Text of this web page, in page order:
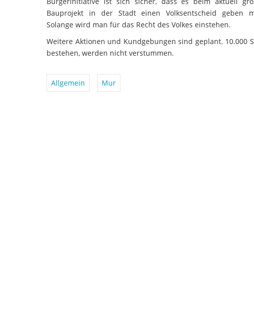
Bauprojekt in der Stadt einen Volksentscheid geben
Solange wird man für das Recht des Volkes einstehen.
Weitere Aktionen und Kundgebungen sind geplant. 10.000
bestehen, werden nicht verstummen.
Allgemein Mur